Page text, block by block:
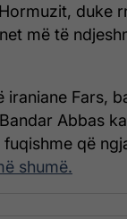
duke
më të
iraniane Fars,
Abbas
që
shumë.